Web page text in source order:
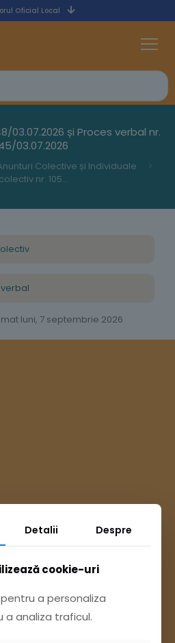
Oficial Local
03.07.2026 și Proces verbal nr.
03.07.2026
Colective și Individuale
Anunț colectiv nr. 105948/03.07.2026 și Proces verbal nr. 105945/03.07.2026
luni, 7 septembrie 2026
Accesează
Contact
Detalii Despre
cookie-uri
a personaliza
a analiza traficul.